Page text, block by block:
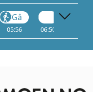
Gå
05:56 06:50